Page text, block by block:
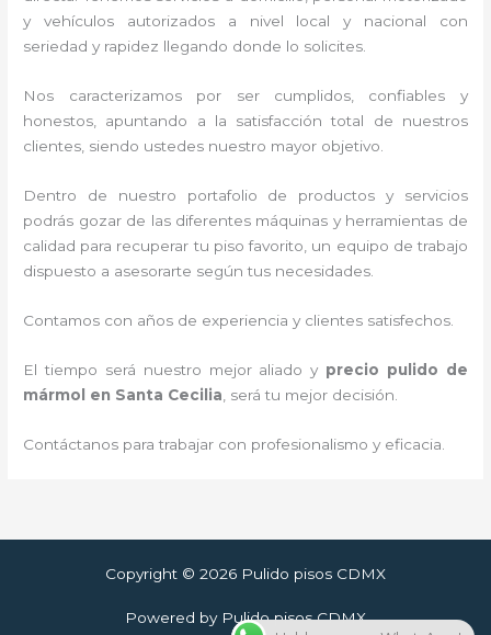
y vehículos autorizados a nivel local y nacional con
seriedad y rapidez llegando donde lo solicites.
Nos caracterizamos por ser cumplidos, confiables y
honestos, apuntando a la satisfacción total de nuestros
clientes, siendo ustedes nuestro mayor objetivo.
Dentro de nuestro portafolio de productos y servicios
podrás gozar de las diferentes máquinas y herramientas de
calidad para recuperar tu piso favorito, un equipo de trabajo
dispuesto a asesorarte según tus necesidades.
Contamos con años de experiencia y clientes satisfechos.
El tiempo será nuestro mejor aliado y precio pulido de
mármol
en Santa Cecilia , será tu mejor decisión.
Contáctanos para trabajar con profesionalismo y eficacia.
Copyright © 2026 Pulido pisos CDMX
Powered by Pulido pisos CDMX